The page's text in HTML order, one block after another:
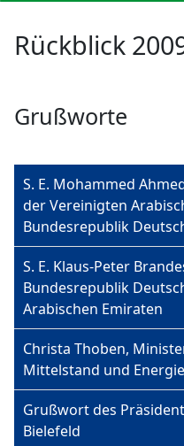
Rückblick
Grußworte
S. E. Mohammed
der Vereinigten
Bundesrepublik
S. E. Klaus-Peter
Bundesrepublik
Arabischen Emiraten
Christa Thoben,
Mittelstand und
Grußwort des
Bielefeld